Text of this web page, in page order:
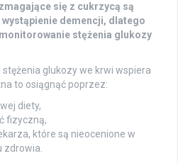
się z cukrzycą są
demencji, dlatego
stężenia glukozy
glukozy we krwi wspiera
to osiągnąć poprzez:
diety,
fizyczną,
które są nieocenione w
zdrowia.